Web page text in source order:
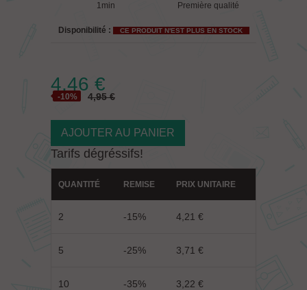
1min
Première qualité
Disponibilité : CE PRODUIT N'EST PLUS EN STOCK
4,46 €
-10% 4,95 €
AJOUTER AU PANIER
Tarifs dégréssifs!
QUANTITÉ REMISE PRIX UNITAIRE
2 -15% 4,21 €
5 -25% 3,71 €
10 -35% 3,22 €